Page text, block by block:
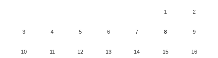
1 2
3 4 5 6 7 8 9
10 11 12 13 14 15 16